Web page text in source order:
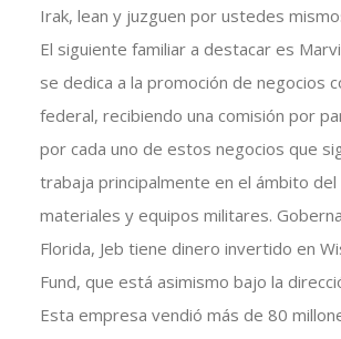
Irak, lean y juzguen por ustedes
El siguiente familiar a destacar es
se dedica a la promoción de negocios
federal, recibiendo una comisión por
por cada uno de estos negocios que
trabaja principalmente en el ámbito
materiales y equipos militares.
Florida, Jeb tiene dinero invertido en
Fund, que está asimismo bajo la
Esta empresa vendió más de 80